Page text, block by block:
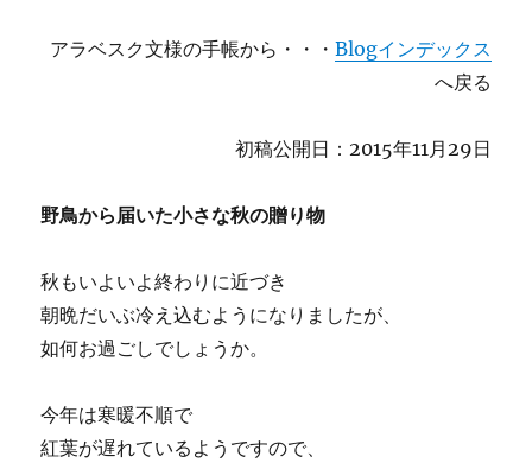
アラベスク文様の手帳から・・・ Blogインデックス
へ戻る
初稿公開日：2015年11月29日
野鳥から届いた小さな秋の贈り物
秋もいよいよ終わりに近づき
朝晩だいぶ冷え込むようになりましたが、
如何お過ごしでしょうか。
今年は寒暖不順で
紅葉が遅れているようですので、